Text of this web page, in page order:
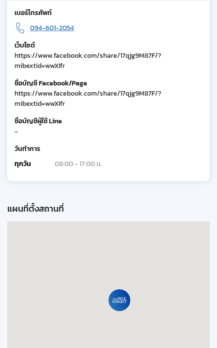
เบอร์โทรศัพท์
094-601-2054
เว็บไซต์
https://www.facebook.com/share/17qjg9M87F/?
mibextid=wwXIfr
ชื่อบัญชี Facebook/Page
https://www.facebook.com/share/17qjg9M87F/?
mibextid=wwXIfr
ชื่อบัญชีผู้ใช้ Line
-
วันทำการ
ทุกวัน
08:00 - 17:00 น.
แผนที่ตั้งสถานที่